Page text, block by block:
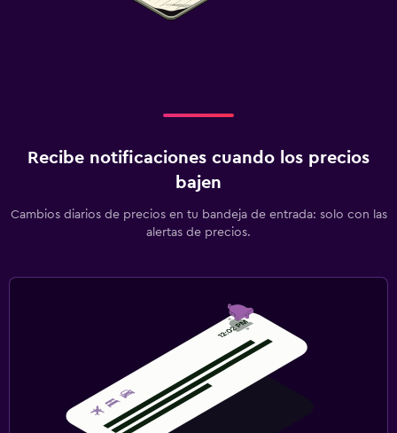
Recibe notificaciones cuando los precios
bajen
Cambios diarios de precios en tu bandeja de entrada: solo con las
alertas de precios.